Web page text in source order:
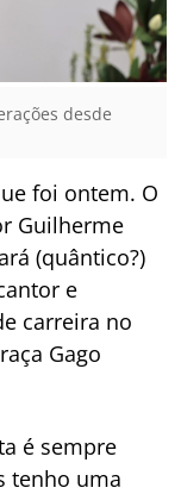
desde
foi ontem. O
Guilherme
(quântico?)
e
carreira no
Gago
é sempre
tenho uma